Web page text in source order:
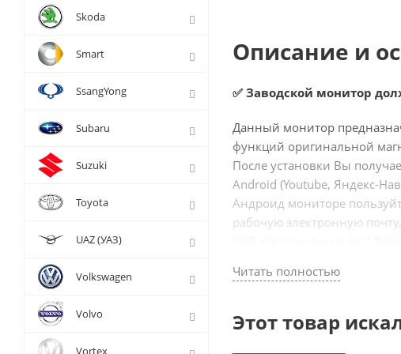
Описание и
✅ Заводской монитор
Данный монитор
функций оригинальной
После установки Вы
Android (Youtube, Яндекс-
Андроид мониторе
рабочую электронную
Подключение происходит к
Штатные функции
Читать полностью
Этот товар
Skoda
Smart
SsangYong
Subaru
Suzuki
Toyota
UAZ (УАЗ)
Volkswagen
Volvo
Vortex